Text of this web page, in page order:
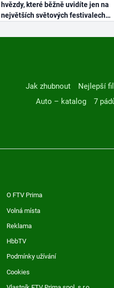
hvězdy, které běžně uvidíte jen na
největších světových festivalech
Jak zhubnout Nejlepší
Auto – katalog
7
O FTV Prima
Volná místa
Reklama
HbbTV
Podmínky užívání
Cookies